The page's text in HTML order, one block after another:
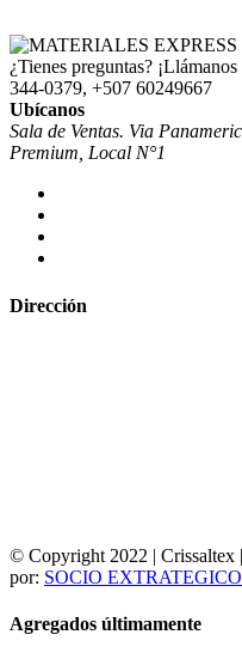
¿Tienes preguntas?
344-0379, +507 60249667
Ubícanos
Sala de Ventas. Via
Premium, Local N°1
Dirección
© Copyright 2022 | Crissaltex
por: SOCIO EXTRATEGICO
Agregados últimamente